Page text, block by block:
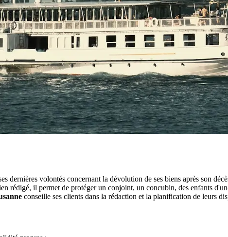
volontés concernant la dévolution de ses biens après son
rédigé, il permet de protéger un conjoint, un concubin, des enfants
conseille ses clients dans la rédaction et la planification de leurs